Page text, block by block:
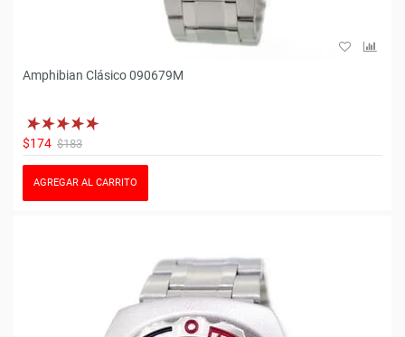
Amphibian Clásico 090679M
$174 $183
AGREGAR AL CARRITO